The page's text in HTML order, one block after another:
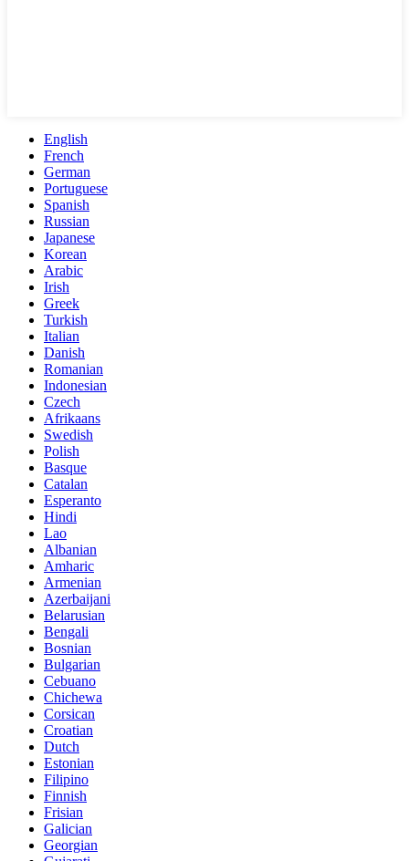
English
French
German
Portuguese
Spanish
Russian
Japanese
Korean
Arabic
Irish
Greek
Turkish
Italian
Danish
Romanian
Indonesian
Czech
Afrikaans
Swedish
Polish
Basque
Catalan
Esperanto
Hindi
Lao
Albanian
Amharic
Armenian
Azerbaijani
Belarusian
Bengali
Bosnian
Bulgarian
Cebuano
Chichewa
Corsican
Croatian
Dutch
Estonian
Filipino
Finnish
Frisian
Galician
Georgian